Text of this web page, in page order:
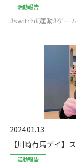
活動報告
#switch#運動#ゲー
2024.01.13
【川崎有馬デイ】
活動報告